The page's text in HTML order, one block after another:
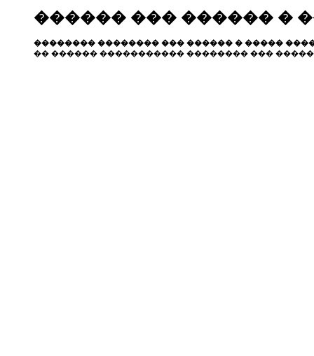
������ ��� ������ �
�������� �������� ��� ������ � �����
�� ������ ����������� �������� ���